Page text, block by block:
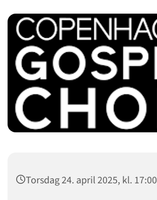
Torsdag 24. april 2025, kl. 17:00